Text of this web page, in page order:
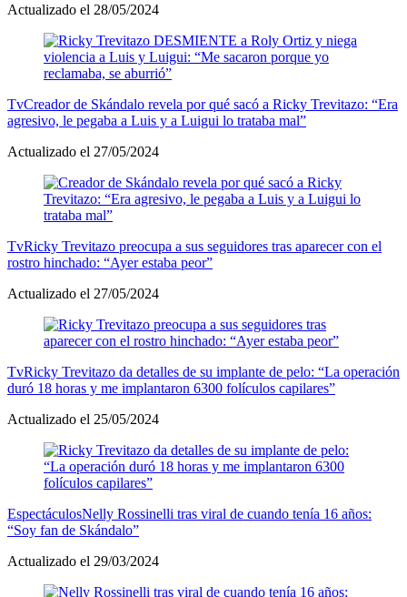
Actualizado el 28/05/2024
TvCreador de Skándalo revela por qué sacó a Ricky Trevitazo: “Era
agresivo, le pegaba a Luis y a Luigui lo trataba mal”
Actualizado el 27/05/2024
TvRicky Trevitazo preocupa a sus seguidores tras aparecer con el
rostro hinchado: “Ayer estaba peor”
Actualizado el 27/05/2024
TvRicky Trevitazo da detalles de su implante de pelo: “La operación
duró 18 horas y me implantaron 6300 folículos capilares”
Actualizado el 25/05/2024
EspectáculosNelly Rossinelli tras viral de cuando tenía 16 años:
“Soy fan de Skándalo”
Actualizado el 29/03/2024